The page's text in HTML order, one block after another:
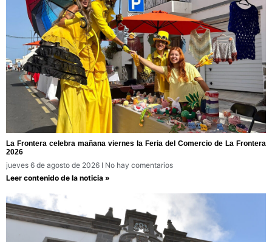
La Frontera celebra mañana viernes la Feria del Comercio de La Frontera
2026
jueves 6 de agosto de 2026
No hay comentarios
Leer contenido de la noticia »